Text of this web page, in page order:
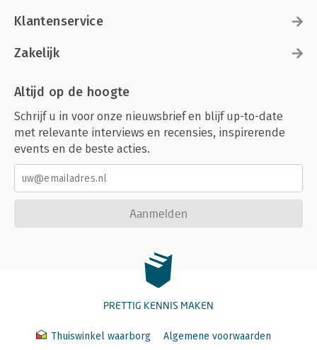
Klantenservice
Zakelijk
Altijd op de hoogte
Schrijf u in voor onze nieuwsbrief en blijf up-to-date
met relevante interviews en recensies, inspirerende
events en de beste acties.
Aanmelden
PRETTIG KENNIS MAKEN
Thuiswinkel waarborg Algemene voorwaarden